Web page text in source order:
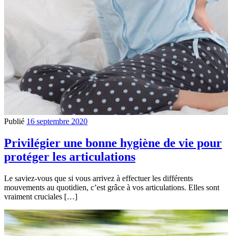
Publié 16 septembre 2020
Privilégier une bonne hygiène de vie pour
protéger les articulations
Le saviez-vous que si vous arrivez à effectuer les différents
mouvements au quotidien, c’est grâce à vos articulations. Elles sont
vraiment cruciales […]